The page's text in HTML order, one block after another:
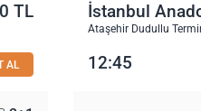
TL
AL
İstanbul
Ataşehir Dudullu
12:45